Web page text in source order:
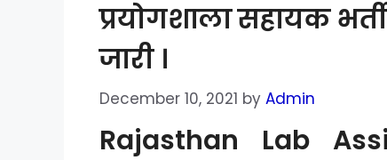
प्रयोगशाला सहायक
जारी ।
December 10, 2021 by Admin
Rajasthan Lab